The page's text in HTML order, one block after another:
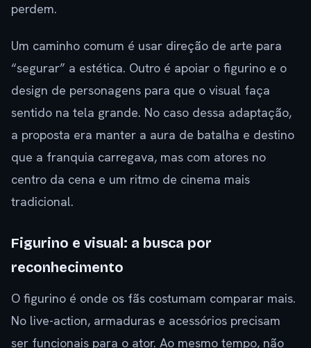
perdem.
Um caminho comum é usar direção de arte para
“segurar” a estética. Outro é apoiar o figurino e o
design de personagens para que o visual faça
sentido na tela grande. No caso dessa adaptação,
a proposta era manter a aura de batalha e destino
que a franquia carregava, mas com atores no
centro da cena e um ritmo de cinema mais
tradicional.
Figurino e visual: a busca por
reconhecimento
O figurino é onde os fãs costumam comparar mais.
No live-action, armaduras e acessórios precisam
ser funcionais para o ator. Ao mesmo tempo, não